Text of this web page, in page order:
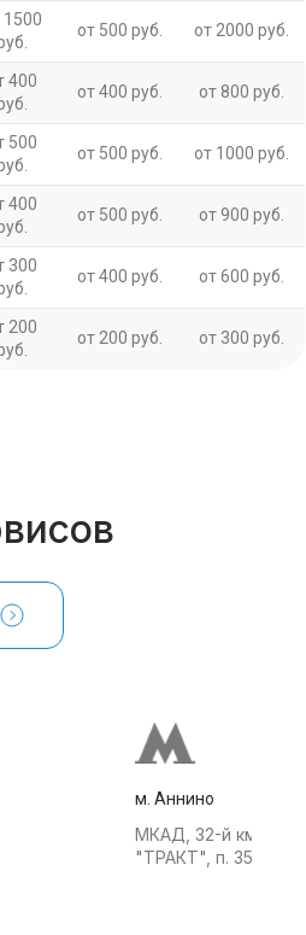
1500
от 500 руб. от 2000 руб.
400
от 400 руб. от 800 руб.
500
от 500 руб. от 1000 руб.
400
от 500 руб. от 900 руб.
300
от 400 руб. от 600 руб.
200
от 200 руб. от 300 руб.
м. Аннино
МКАД, 32-й км, АТК
"ТРАКТ", п. 35